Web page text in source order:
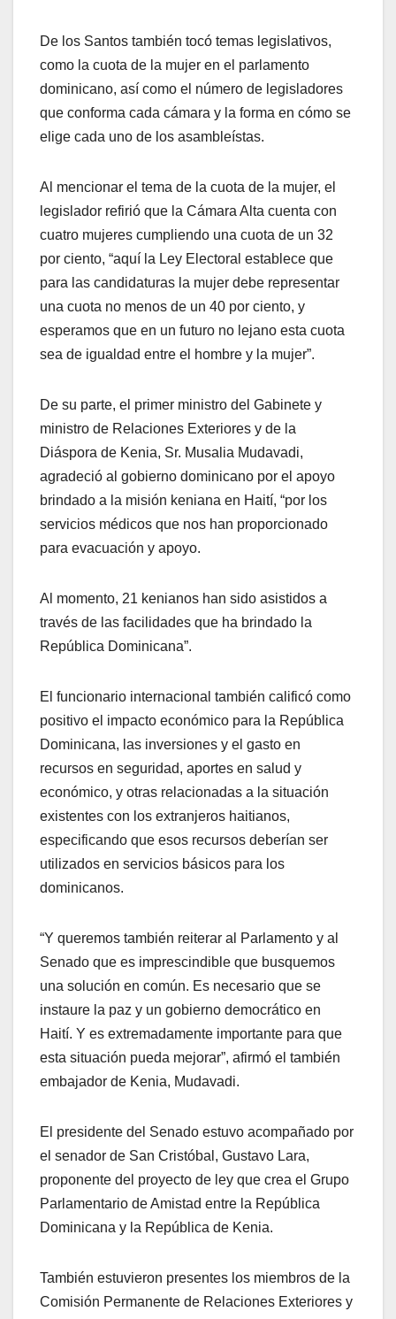
De los Santos también tocó temas legislativos,
como la cuota de la mujer en el parlamento
dominicano, así como el número de legisladores
que conforma cada cámara y la forma en cómo se
elige cada uno de los asambleístas.
Al mencionar el tema de la cuota de la mujer, el
legislador refirió que la Cámara Alta cuenta con
cuatro mujeres cumpliendo una cuota de un 32
por ciento, “aquí la Ley Electoral establece que
para las candidaturas la mujer debe representar
una cuota no menos de un 40 por ciento, y
esperamos que en un futuro no lejano esta cuota
sea de igualdad entre el hombre y la mujer”.
De su parte, el primer ministro del Gabinete y
ministro de Relaciones Exteriores y de la
Diáspora de Kenia, Sr. Musalia Mudavadi,
agradeció al gobierno dominicano por el apoyo
brindado a la misión keniana en Haití, “por los
servicios médicos que nos han proporcionado
para evacuación y apoyo.
Al momento, 21 kenianos han sido asistidos a
través de las facilidades que ha brindado la
República Dominicana”.
El funcionario internacional también calificó como
positivo el impacto económico para la República
Dominicana, las inversiones y el gasto en
recursos en seguridad, aportes en salud y
económico, y otras relacionadas a la situación
existentes con los extranjeros haitianos,
especificando que esos recursos deberían ser
utilizados en servicios básicos para los
dominicanos.
“Y queremos también reiterar al Parlamento y al
Senado que es imprescindible que busquemos
una solución en común. Es necesario que se
instaure la paz y un gobierno democrático en
Haití. Y es extremadamente importante para que
esta situación pueda mejorar”, afirmó el también
embajador de Kenia, Mudavadi.
El presidente del Senado estuvo acompañado por
el senador de San Cristóbal, Gustavo Lara,
proponente del proyecto de ley que crea el Grupo
Parlamentario de Amistad entre la República
Dominicana y la República de Kenia.
También estuvieron presentes los miembros de la
Comisión Permanente de Relaciones Exteriores y